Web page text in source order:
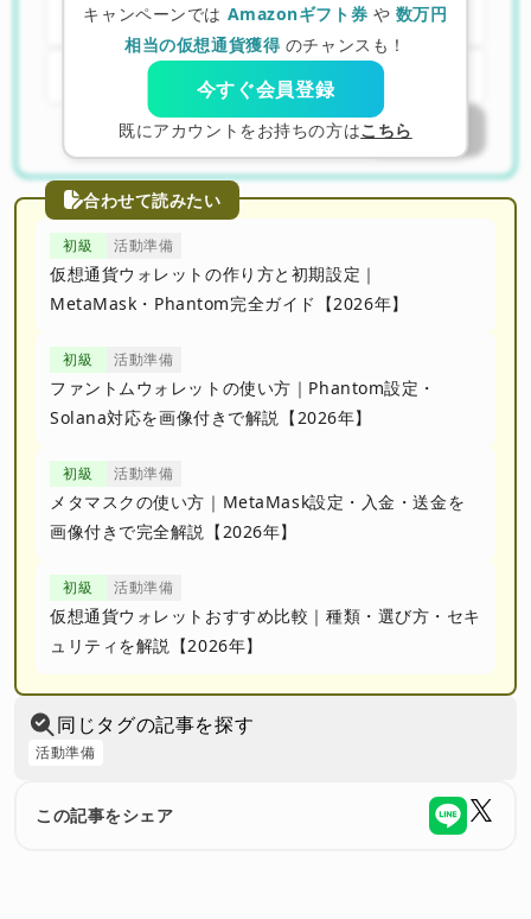
キャンペーンでは Amazonギフト券 や 数万円
相当の仮想通貨獲得 のチャンスも！
今すぐ会員登録
既にアカウントをお持ちの方はこちら
B. DeBank社
C. OpenSea社
回答する
合わせて読みたい
初級 活動準備
仮想通貨ウォレットの作り方と初期設定｜
MetaMask・Phantom完全ガイド【2026年】
初級 活動準備
ファントムウォレットの使い方｜Phantom設定・
Solana対応を画像付きで解説【2026年】
初級 活動準備
メタマスクの使い方｜MetaMask設定・入金・送金を
画像付きで完全解説【2026年】
初級 活動準備
仮想通貨ウォレットおすすめ比較｜種類・選び方・セキ
ュリティを解説【2026年】
同じタグの記事を探す
活動準備
この記事をシェア